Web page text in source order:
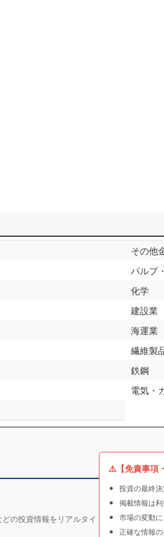
その他
パルプ
化学
建設業
海運業
繊維製
鉄鋼
電気・
の投資情報をリアルタイ
⚠️【免責事項
投資の最終
掲載情報は
市場の変動
正確な情報